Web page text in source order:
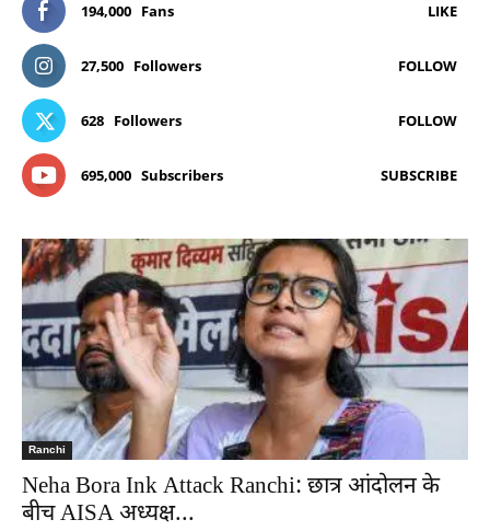
194,000 Fans LIKE
27,500 Followers FOLLOW
628 Followers FOLLOW
695,000 Subscribers SUBSCRIBE
Ranchi
Neha Bora Ink Attack Ranchi: छात्र आंदोलन के
बीच AISA अध्यक्ष...